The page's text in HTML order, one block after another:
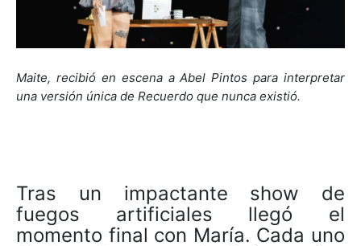
Maite, recibió en escena a Abel Pintos para interpretar
una versión única de Recuerdo que nunca existió.
Tras un impactante show de
fuegos artificiales llegó el
momento final con María. Cada uno